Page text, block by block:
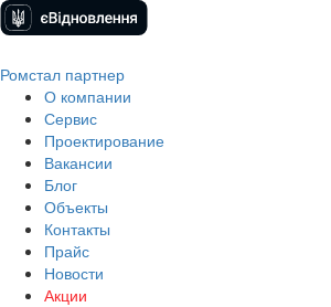
Ромстал партнер
О компании
Сервис
Проектирование
Вакансии
Блог
Объекты
Контакты
Прайс
Новости
Акции